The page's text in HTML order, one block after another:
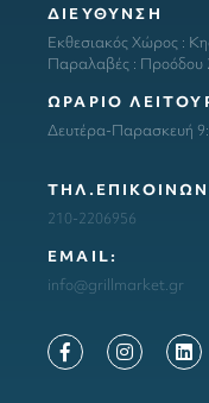
ΔΙΕΥΘΥΝΣΗ
Εκθεσιακός Χώρος :
Παραλαβές : Προόδου
ΩΡΑΡΙΟ
Δευτέρα-Παρασκευή
210-2206956
ΕΜΑΙL:
info@grillmarket.gr